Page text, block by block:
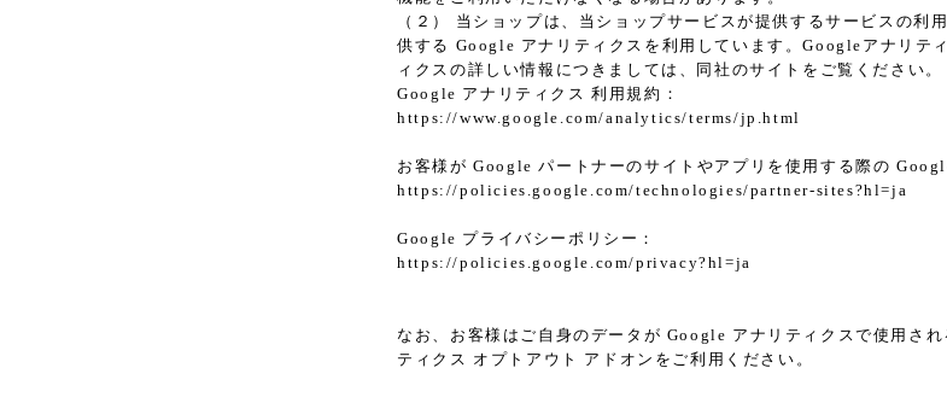
（２） 当ショップは、当ショップサービスが提供するサービスの
供する Google アナリティクスを利用しています。Googleアナリテ
ィクスの詳しい情報につきましては、同社のサイトをご覧ください。
Google アナリティクス 利用規約：
https://www.google.com/analytics/terms/jp.html
お客様が Google パートナーのサイトやアプリを使用する際の
https://policies.google.com/technologies/partner-sites?hl=ja
Google プライバシーポリシー：
https://policies.google.com/privacy?hl=ja
なお、お客様はご自身のデータが Google アナリティクスで使用さ
ティクス オプトアウト アドオンをご利用ください。